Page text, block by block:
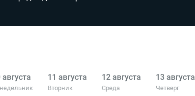
августа 11 августа
Вторник
12 августа
Среда
13 августа
Четверг